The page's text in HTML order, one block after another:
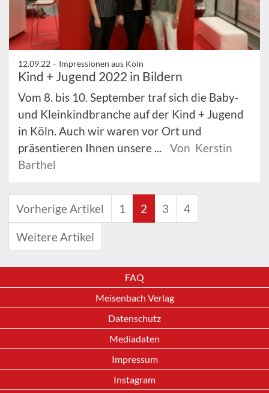
12.09.22 – Impressionen aus Köln
Kind + Jugend 2022 in Bildern
Vom 8. bis 10. September traf sich die Baby-
und Kleinkindbranche auf der Kind + Jugend
in Köln. Auch wir waren vor Ort und
präsentieren Ihnen unsere ...
Von Kerstin
Barthel
Vorherige Artikel 1 2 3 4
Weitere Artikel
FAQ
Meisenbach Verlag
Datenschutz
Mediadaten
Impressum
Instagram